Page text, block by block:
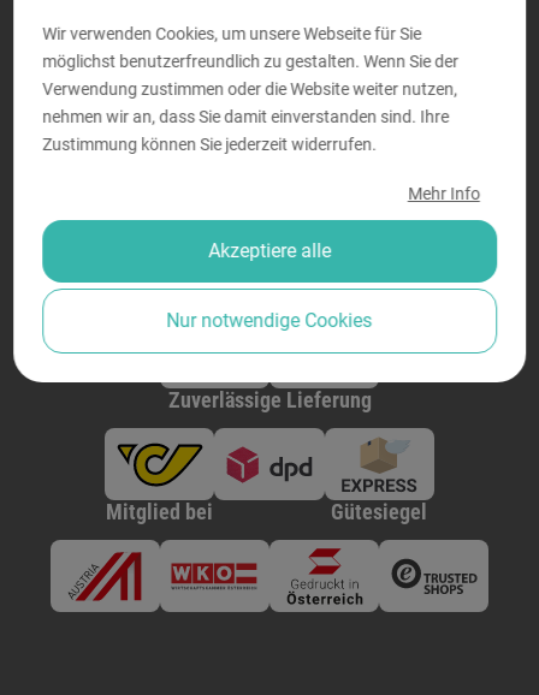
Freitag von9:00 bis 14:00
Sicher bezahlen
Zuverlässige Lieferung
Mitglied bei Gütesiegel
Wir verwenden Cookies, um unsere Webseite für Sie
möglichst benutzerfreundlich zu gestalten. Wenn Sie der
Verwendung zustimmen oder die Website weiter nutzen,
nehmen wir an, dass Sie damit einverstanden sind. Ihre
Zustimmung können Sie jederzeit widerrufen.
Mehr Info
Akzeptiere alle
Nur notwendige Cookies